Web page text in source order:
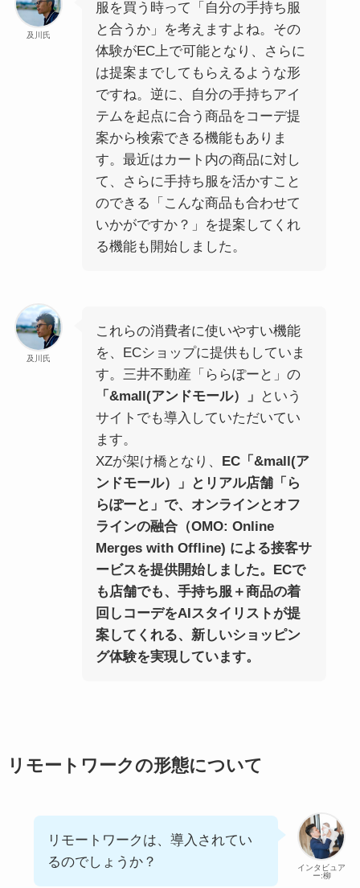
及川氏
服を買う時って「自分の手持ち服
と合うか」を考えますよね。その
体験がEC上で可能となり、さらに
は提案までしてもらえるような形
ですね。逆に、自分の手持ちアイ
テムを起点に合う商品をコーデ提
案から検索できる機能もありま
す。最近はカート内の商品に対し
て、さらに手持ち服を活かすこと
のできる「こんな商品も合わせて
いかがですか？」を提案してくれ
る機能も開始しました。
及川氏
これらの消費者に使いやすい機能
を、ECショップに提供もしていま
す。三井不動産「ららぽーと」の
「&mall(アンドモール）」
という
サイトでも導入していただいてい
ます。
XZが架け橋となり、 EC「&mall(ア
ンドモール）」とリアル店舗「ら
らぽーと」で、オンラインとオフ
ラインの融合（OMO: Online
Merges with Offline) による接客サ
ービスを提供開始しました。ECで
も店舗でも、手持ち服＋商品の着
回しコーデをAIスタイリストが提
案してくれる、新しいショッピン
グ体験を実現しています。
リモートワークの形態について
インタビュア
ー:柳
リモートワークは、導入されてい
るのでしょうか？